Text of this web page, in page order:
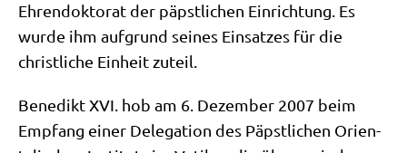
Ehren­dok­to­rat der päpst­li­chen Ein­rich­tung. Es
wur­de ihm auf­grund sei­nes Ein­sat­zes für die
christ­li­che Ein­heit zuteil.
Bene­dikt XVI. hob am 6. Dezem­ber 2007 beim
Emp­fang einer Dele­ga­ti­on des Päpst­li­chen Ori­en­